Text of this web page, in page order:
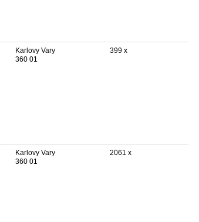
Karlovy Vary
360 01
399 x
Karlovy Vary
360 01
2061 x